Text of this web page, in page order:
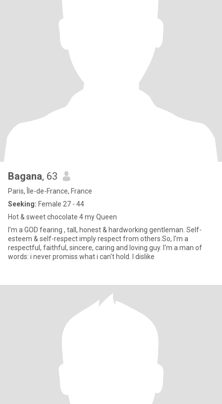
Bagana, 63
Paris, Île-de-France, France
Seeking: Female 27 - 44
Hot & sweet chocolate 4 my Queen
I'm a GOD fearing , tall, honest & hardworking gentleman. Self-
esteem & self-respect imply respect from others.So, I'm a
respectful, faithful, sincere, caring and loving guy. I'm a man of
words: i never promiss what i can't hold. I dislike